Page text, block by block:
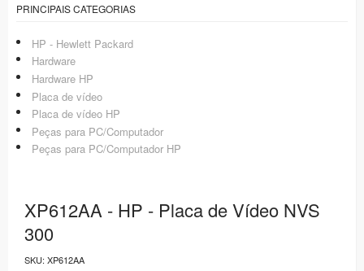
PRINCIPAIS CATEGORIAS
HP - Hewlett Packard
Hardware
Hardware HP
Placa de vídeo
Placa de vídeo HP
Peças para PC/Computador
Peças para PC/Computador HP
XP612AA - HP - Placa de Vídeo NVS
300
SKU: XP612AA